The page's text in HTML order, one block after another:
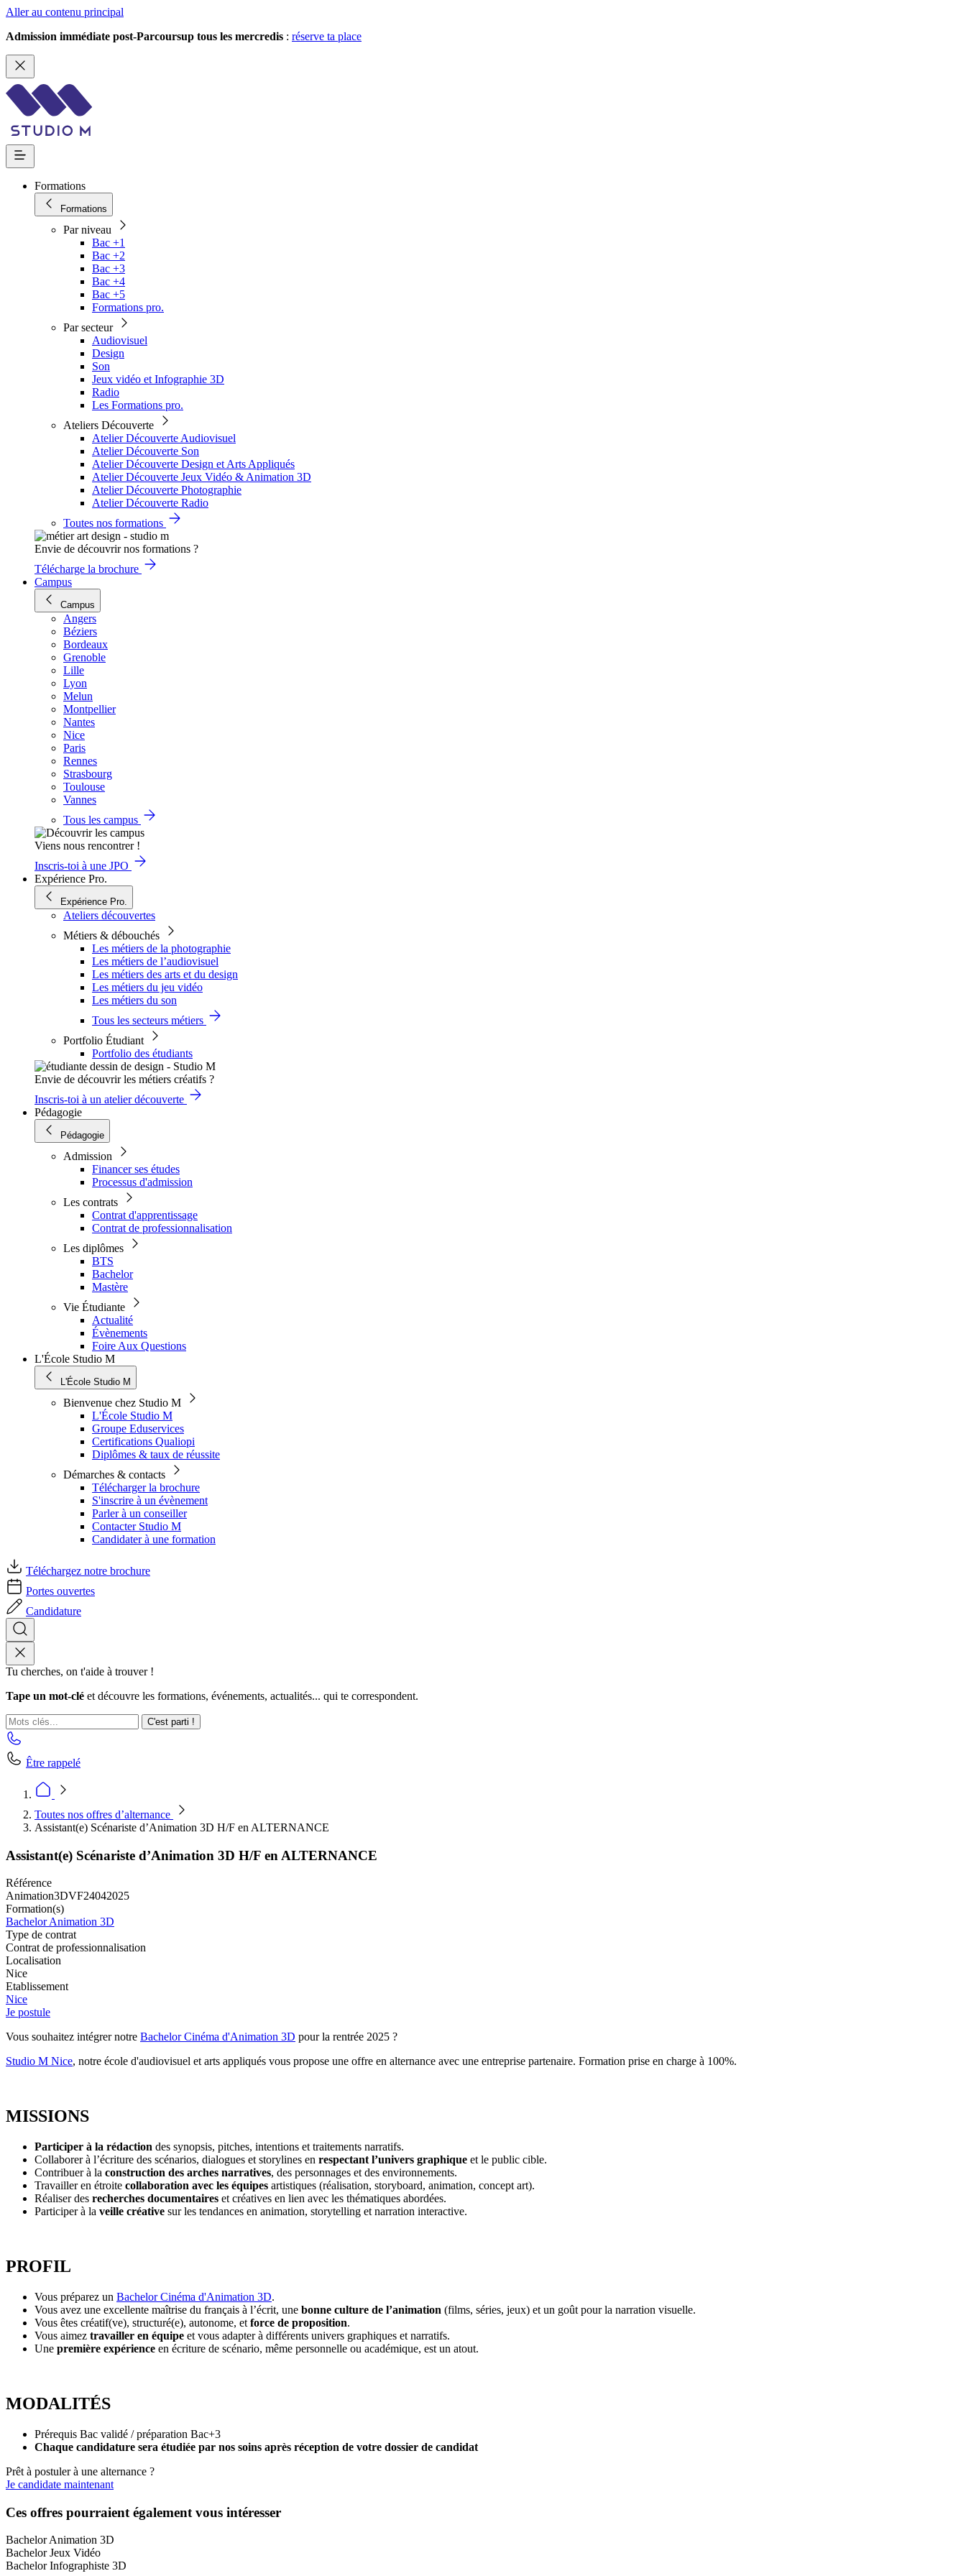
Aller au contenu principal
Admission immédiate post-Parcoursup tous les mercredis : réserve ta place
Formations
Formations
Par niveau
Bac +1
Bac +2
Bac +3
Bac +4
Bac +5
Formations pro.
Par secteur
Audiovisuel
Design
Son
Jeux vidéo et Infographie 3D
Radio
Les Formations pro.
Ateliers Découverte
Atelier Découverte Audiovisuel
Atelier Découverte Son
Atelier Découverte Design et Arts Appliqués
Atelier Découverte Jeux Vidéo & Animation 3D
Atelier Découverte Photographie
Atelier Découverte Radio
Toutes nos formations
Envie de découvrir nos formations ?
Télécharge la brochure
Campus
Campus
Angers
Béziers
Bordeaux
Grenoble
Lille
Lyon
Melun
Montpellier
Nantes
Nice
Paris
Rennes
Strasbourg
Toulouse
Vannes
Tous les campus
Viens nous rencontrer !
Inscris-toi à une JPO
Expérience Pro.
Expérience Pro.
Ateliers découvertes
Métiers & débouchés
Les métiers de la photographie
Les métiers de l’audiovisuel
Les métiers des arts et du design
Les métiers du jeu vidéo
Les métiers du son
Tous les secteurs métiers
Portfolio Étudiant
Portfolio des étudiants
Envie de découvrir les métiers créatifs ?
Inscris-toi à un atelier découverte
Pédagogie
Pédagogie
Admission
Financer ses études
Processus d'admission
Les contrats
Contrat d'apprentissage
Contrat de professionnalisation
Les diplômes
BTS
Bachelor
Mastère
Vie Étudiante
Actualité
Évènements
Foire Aux Questions
L'École Studio M
L'École Studio M
Bienvenue chez Studio M
L'École Studio M
Groupe Eduservices
Certifications Qualiopi
Diplômes & taux de réussite
Démarches & contacts
Télécharger la brochure
S'inscrire à un évènement
Parler à un conseiller
Contacter Studio M
Candidater à une formation
Téléchargez notre brochure
Portes ouvertes
Candidature
Tu cherches, on t'aide à trouver !
Tape un mot-clé et découvre les formations, événements, actualités... qui te correspondent.
C'est parti !
Être rappelé
Toutes nos offres d’alternance
Assistant(e) Scénariste d’Animation 3D H/F en ALTERNANCE
Assistant(e) Scénariste d’Animation 3D H/F en ALTERNANCE
Référence
Animation3DVF24042025
Formation(s)
Bachelor Animation 3D
Type de contrat
Contrat de professionnalisation
Localisation
Nice
Etablissement
Nice
Je postule
Vous souhaitez intégrer notre Bachelor Cinéma d'Animation 3D pour la rentrée 2025 ?
Studio M Nice, notre école d'audiovisuel et arts appliqués vous propose une offre en alternance avec une entreprise partenaire. Formation prise en charge à 100%.
MISSIONS
Participer à la rédaction des synopsis, pitches, intentions et traitements narratifs.
Collaborer à l’écriture des scénarios, dialogues et storylines en respectant l’univers graphique et le public cible.
Contribuer à la construction des arches narratives, des personnages et des environnements.
Travailler en étroite collaboration avec les équipes artistiques (réalisation, storyboard, animation, concept art).
Réaliser des recherches documentaires et créatives en lien avec les thématiques abordées.
Participer à la veille créative sur les tendances en animation, storytelling et narration interactive.
PROFIL
Vous préparez un Bachelor Cinéma d'Animation 3D.
Vous avez une excellente maîtrise du français à l’écrit, une bonne culture de l’animation (films, séries, jeux) et un goût pour la narration visuelle.
Vous êtes créatif(ve), structuré(e), autonome, et force de proposition.
Vous aimez travailler en équipe et vous adapter à différents univers graphiques et narratifs.
Une première expérience en écriture de scénario, même personnelle ou académique, est un atout.
MODALITÉS
Prérequis Bac validé / préparation Bac+3
Chaque candidature sera étudiée par nos soins après réception de votre dossier de candidat
Prêt à postuler à une alternance ?
Je candidate maintenant
Ces offres pourraient également vous intéresser
Bachelor Animation 3D
Bachelor Jeux Vidéo
Bachelor Infographiste 3D